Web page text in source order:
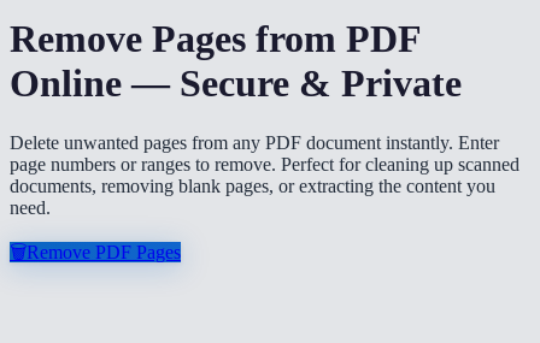
Remove Pages from PDF
Online — Secure & Private
Delete unwanted pages from any PDF document instantly. Enter
page numbers or ranges to remove. Perfect for cleaning up scanned
documents, removing blank pages, or extracting the content you
need.
🗑️Remove PDF Pages